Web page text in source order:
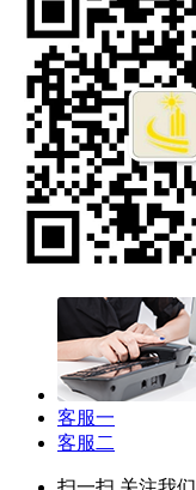
客服一
客服二